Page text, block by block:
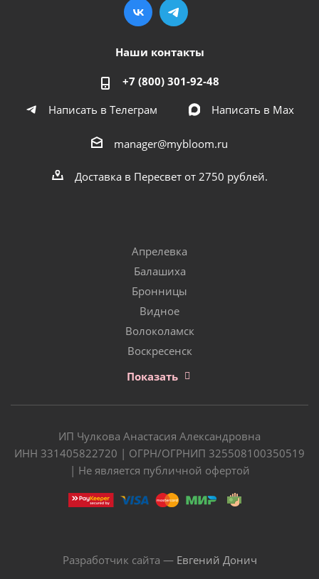
Наши контакты
+7 (800) 301-92-48
Написать в Телеграм
Написать в Мах
manager@mybloom.ru
Доставка в Пересвет от 2750 рублей.
Апрелевка
Балашиха
Бронницы
Видное
Волоколамск
Воскресенск
Показать
ИП Чулкова Анастасия Александровна
ИНН 331405822720 | ОГРН/ОГРНИП 325508100350519
| Не является публичной офертой
Разработчик сайта — Евгений Донич